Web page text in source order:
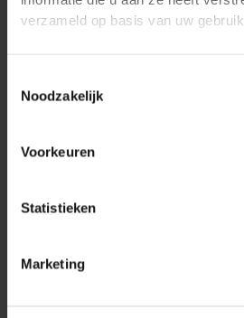
verzameld op basis van uw
Noodzakelijk
Voorkeuren
Statistieken
Marketing
Ich stimme den